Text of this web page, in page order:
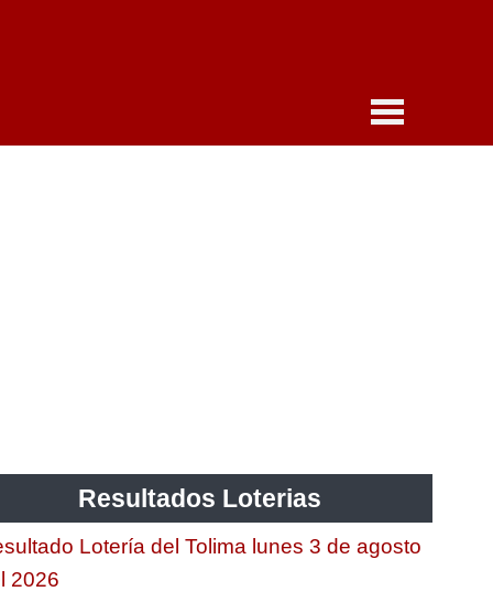
Resultados Loterias
Lotería del Tolima lunes 3 de agosto
2026